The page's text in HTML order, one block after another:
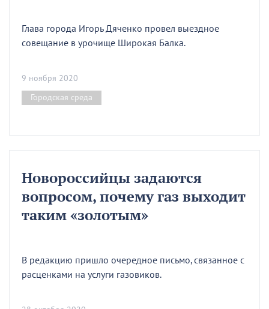
9 ноября 2020
Глава города Игорь Дяченко провел выездное
совещание в урочище Широкая Балка.
Городская среда
Новороссийцы задаются
вопросом, почему газ выходит
таким «золотым»
В редакцию пришло очередное письмо, связанное с
расценками на услуги газовиков.